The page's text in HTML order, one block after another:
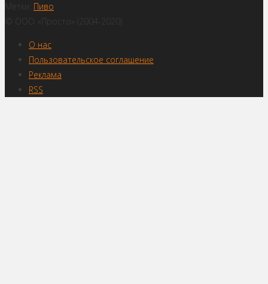
Метки: Пиво
© ООО «Просто» (2004-2020)
О нас
Пользовательское соглашение
Реклама
RSS